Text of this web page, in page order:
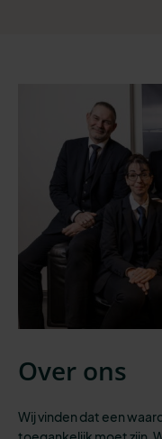
Over ons
Wij vinden dat een